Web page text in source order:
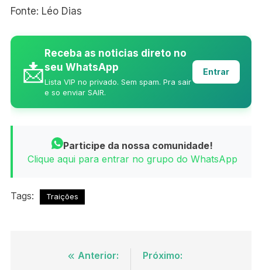
Fonte: Léo Dias
📩
Receba as noticias direto no
seu WhatsApp
Lista VIP no privado. Sem spam. Pra sair
e so enviar SAIR.
Entrar
Participe da nossa comunidade!
Clique aqui para entrar no grupo do WhatsApp
Tags: Traições
NavegaçãoAnterior:
Próximo: